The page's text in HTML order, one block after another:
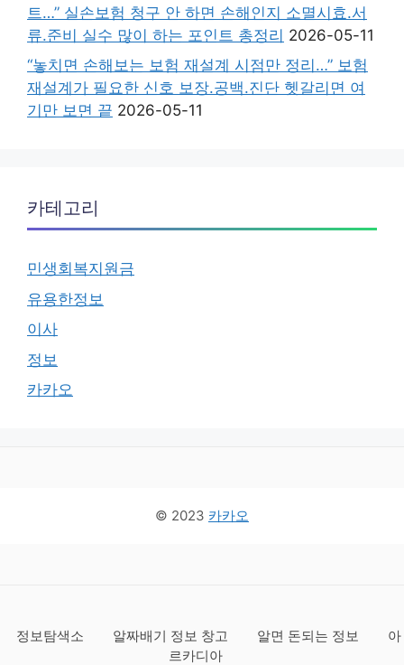
트…” 실손보험 청구 안 하면 손해인지 소멸시효.서
류.준비 실수 많이 하는 포인트 총정리 2026-05-11
“놓치면 손해보는 보험 재설계 시점만 정리…” 보험
재설계가 필요한 신호 보장.공백.진단 헷갈리면 여
기만 보면 끝 2026-05-11
카테고리
민생회복지원금
유용한정보
이사
정보
카카오
© 2023 카카오
정보탐색소 알짜배기 정보 창고 알면 돈되는 정보
아
르카디아